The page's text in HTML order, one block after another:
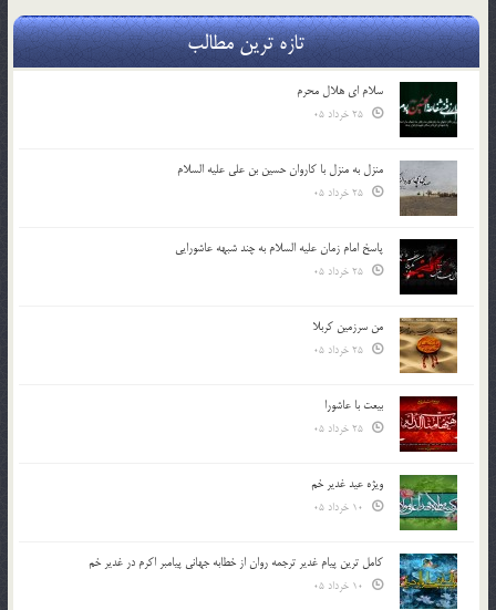
تازه ترین مطالب
سلام ای هلال محرم
منزل به منزل با کاروان حسین بن علی علیه السلام
پاسخ امام زمان علیه السلام به چند شبهه عاشورایی
من سرزمین کربلا
بیعت با عاشورا
ویژه عید غدیر خم
کامل ترین پیام غدیر ترجمه روان از خطابه جهانی پیامبر اکرم در غدیر خم